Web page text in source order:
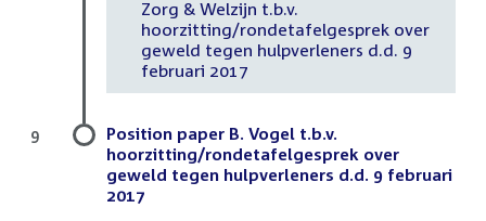
Zorg & Welzijn t.b.v.
hoorzitting/rondetafelgesprek over
geweld tegen hulpverleners d.d. 9
februari 2017
Position paper B. Vogel t.b.v.
hoorzitting/rondetafelgesprek over
geweld tegen hulpverleners d.d. 9 februari
2017
9